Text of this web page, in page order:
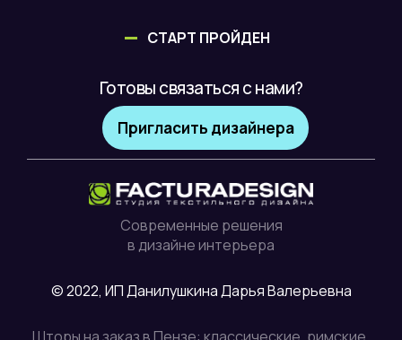
СТАРТ ПРОЙДЕН
Готовы связаться с нами?
Пригласить дизайнера
Современные решения
в дизайне интерьера
© 2022, ИП Данилушкина Дарья Валерьевна